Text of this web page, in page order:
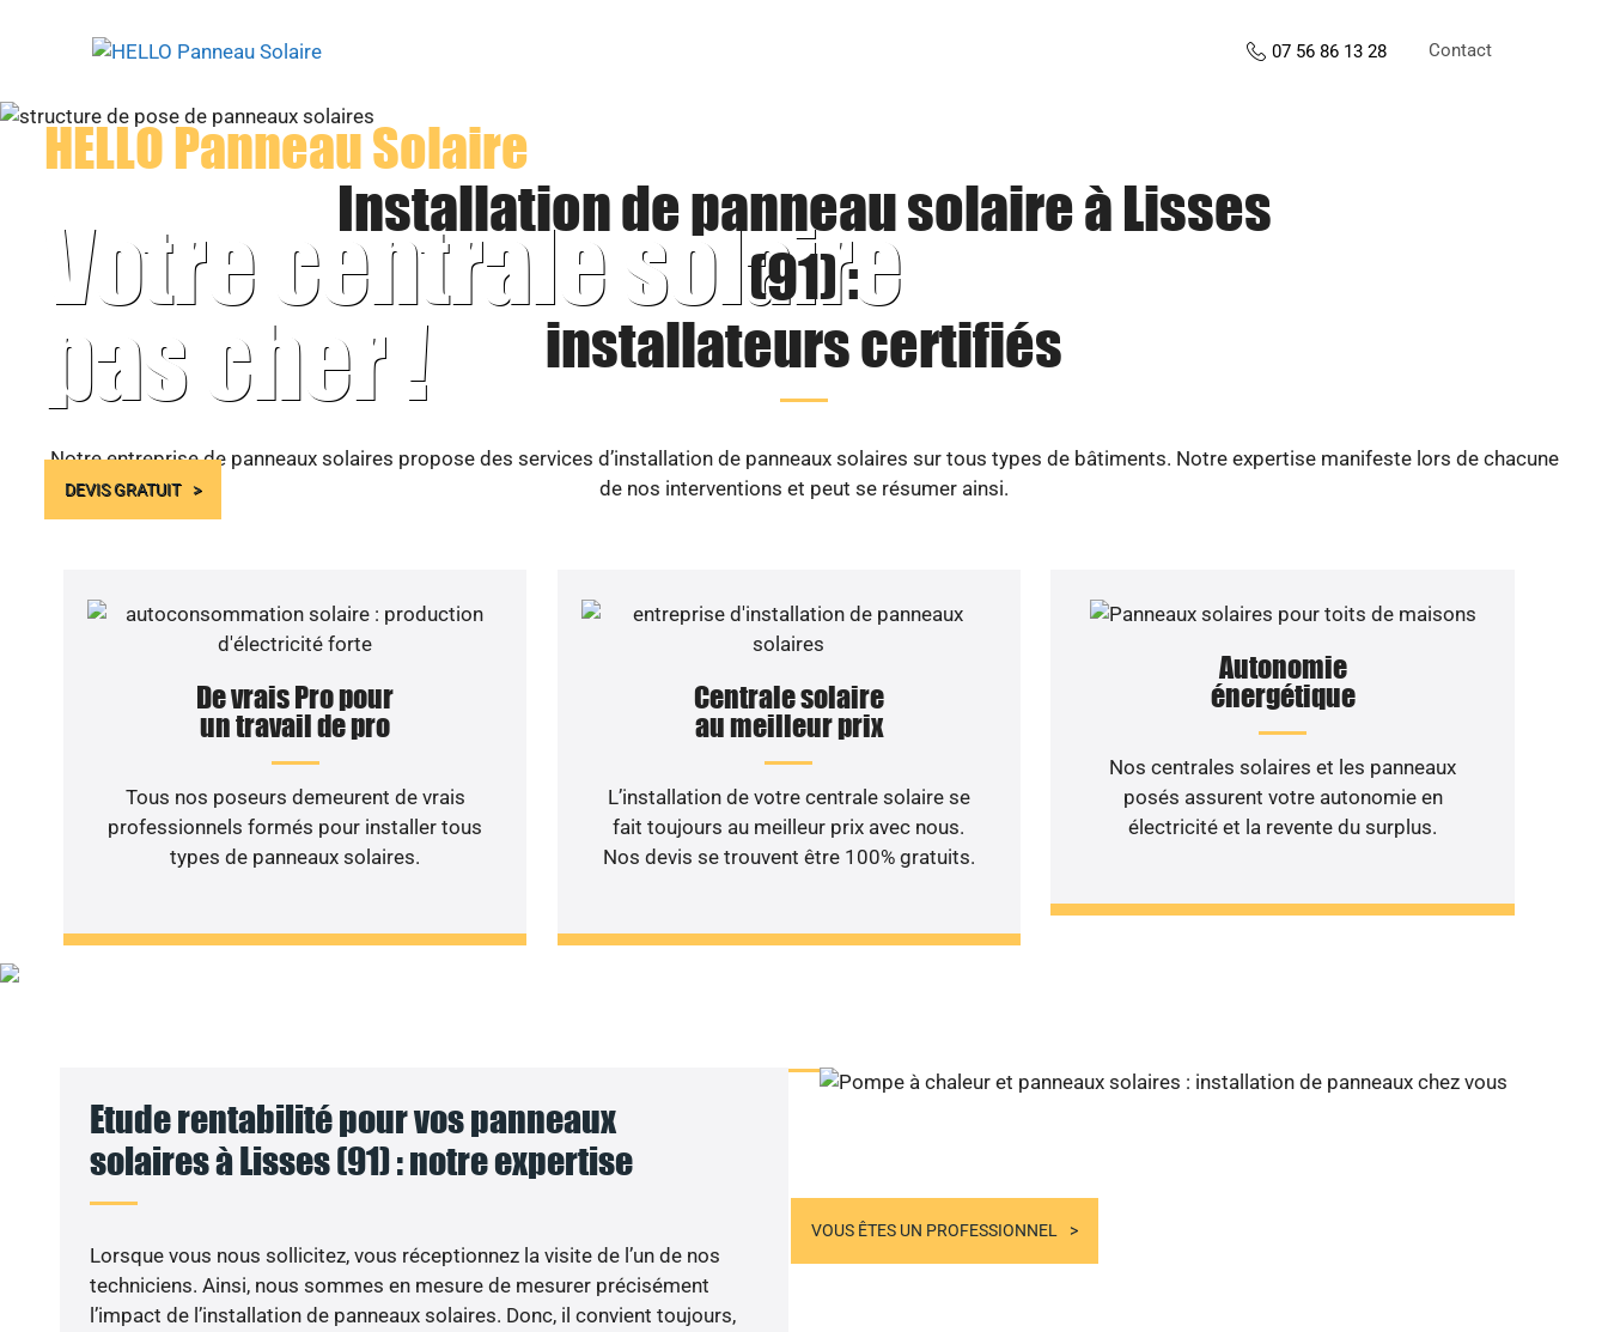
07 56 86 13 28 Contact
HELLO Panneau Solaire
Votre centrale solaire
pas cher !
DEVIS GRATUIT
Installation de panneau solaire à Lisses
(91) :
installateurs certifiés
Notre entreprise de panneaux solaires propose des services d’installation de panneaux solaires sur tous types de bâtiments. Notre expertise manifeste lors de chacune
de nos interventions et peut se résumer ainsi.
De vrais Pro pour
un travail de pro
Tous nos poseurs demeurent de vrais
professionnels formés pour installer tous
types de panneaux solaires.
Centrale solaire
au meilleur prix
L’installation de votre centrale solaire se
fait toujours au meilleur prix avec nous.
Nos devis se trouvent être 100% gratuits.
Autonomie
énergétique
Nos centrales solaires et les panneaux
posés assurent votre autonomie en
électricité et la revente du surplus.
VOUS ÊTES UN PROFESSIONNEL
Etude rentabilité pour vos panneaux
solaires à Lisses (91) : notre expertise
Lorsque vous nous sollicitez, vous réceptionnez la visite de l’un de nos
techniciens. Ainsi, nous sommes en mesure de mesurer précisément
l’impact de l’installation de panneaux solaires. Donc, il convient toujours,